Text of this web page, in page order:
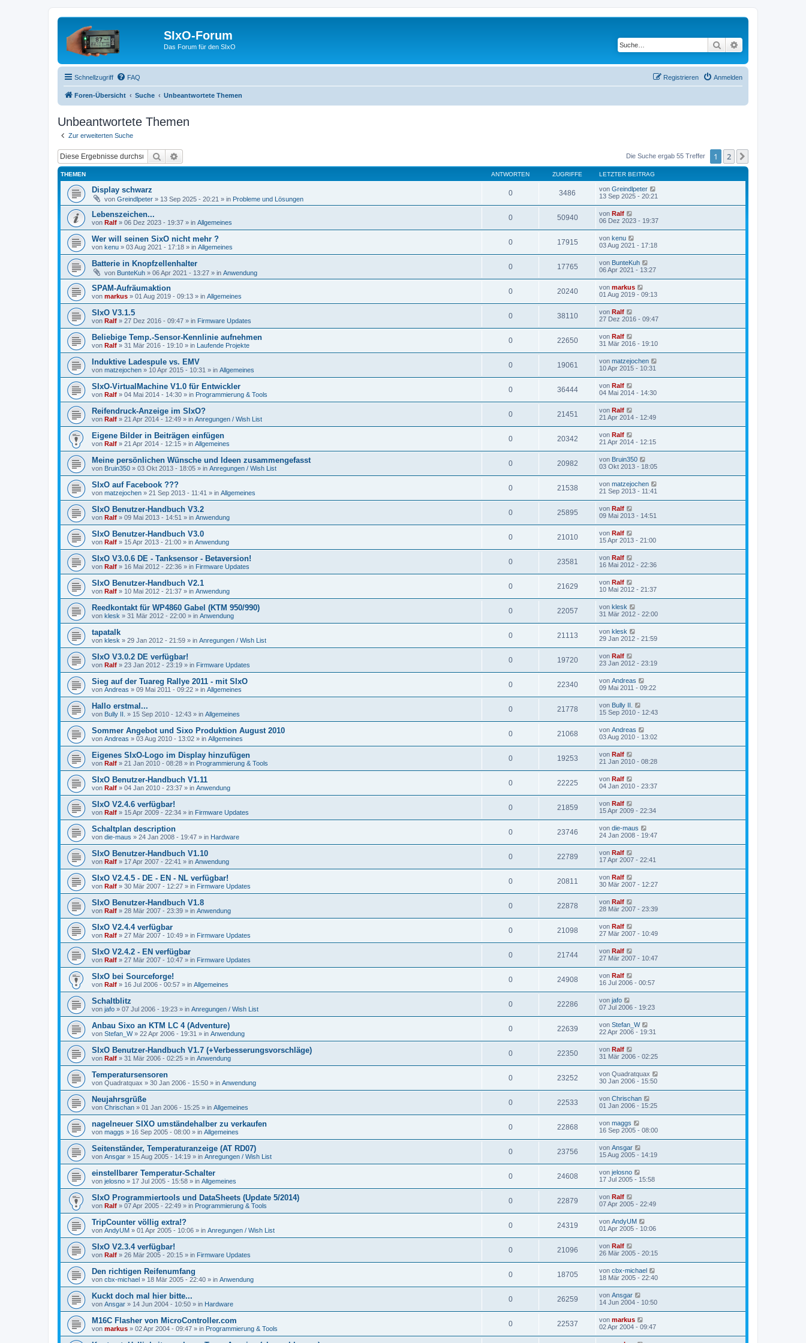
SIxO-Forum
Das Forum für den SIxO Suche
Schnellzugriff FAQ Anmelden
Registrieren
Foren-Übersicht Suche Unbeantwortete Themen
Unbeantwortete Themen
Zur erweiterten Suche
Suche Die Suche ergab 55 Treffer 1 2
THEMEN ANTWORTEN ZUGRIFFE LETZTER BEITRAG
Display schwarz
von Greindlpeter » 13 Sep 2025 - 20:21 » in Probleme und Lösungen
0 3486 von Greindlpeter
13 Sep 2025 - 20:21
Lebenszeichen...
von Ralf » 06 Dez 2023 - 19:37 » in Allgemeines
0 50940 von Ralf
06 Dez 2023 - 19:37
Wer will seinen SixO nicht mehr ?
von kenu » 03 Aug 2021 - 17:18 » in Allgemeines
0 17915 von kenu
03 Aug 2021 - 17:18
Batterie in Knopfzellenhalter
von BunteKuh » 06 Apr 2021 - 13:27 » in Anwendung
0 17765 von BunteKuh
06 Apr 2021 - 13:27
SPAM-Aufräumaktion
von markus » 01 Aug 2019 - 09:13 » in Allgemeines
0 20240 von markus
01 Aug 2019 - 09:13
SIxO V3.1.5
von Ralf » 27 Dez 2016 - 09:47 » in Firmware Updates
0 38110 von Ralf
27 Dez 2016 - 09:47
Beliebige Temp.-Sensor-Kennlinie aufnehmen
von Ralf » 31 Mär 2016 - 19:10 » in Laufende Projekte
0 22650 von Ralf
31 Mär 2016 - 19:10
Induktive Ladespule vs. EMV
von matzejochen » 10 Apr 2015 - 10:31 » in Allgemeines
0 19061 von matzejochen
10 Apr 2015 - 10:31
SIxO-VirtualMachine V1.0 für Entwickler
von Ralf » 04 Mai 2014 - 14:30 » in Programmierung & Tools
0 36444 von Ralf
04 Mai 2014 - 14:30
Reifendruck-Anzeige im SIxO?
von Ralf » 21 Apr 2014 - 12:49 » in Anregungen / Wish List
0 21451 von Ralf
21 Apr 2014 - 12:49
Eigene Bilder in Beiträgen einfügen
von Ralf » 21 Apr 2014 - 12:15 » in Allgemeines
0 20342 von Ralf
21 Apr 2014 - 12:15
Meine persönlichen Wünsche und Ideen zusammengefasst
von Bruin350 » 03 Okt 2013 - 18:05 » in Anregungen / Wish List
0 20982 von Bruin350
03 Okt 2013 - 18:05
SIxO auf Facebook ???
von matzejochen » 21 Sep 2013 - 11:41 » in Allgemeines
0 21538 von matzejochen
21 Sep 2013 - 11:41
SIxO Benutzer-Handbuch V3.2
von Ralf » 09 Mai 2013 - 14:51 » in Anwendung
0 25895 von Ralf
09 Mai 2013 - 14:51
SIxO Benutzer-Handbuch V3.0
von Ralf » 15 Apr 2013 - 21:00 » in Anwendung
0 21010 von Ralf
15 Apr 2013 - 21:00
SIxO V3.0.6 DE - Tanksensor - Betaversion!
von Ralf » 16 Mai 2012 - 22:36 » in Firmware Updates
0 23581 von Ralf
16 Mai 2012 - 22:36
SIxO Benutzer-Handbuch V2.1
von Ralf » 10 Mai 2012 - 21:37 » in Anwendung
0 21629 von Ralf
10 Mai 2012 - 21:37
Reedkontakt für WP4860 Gabel (KTM 950/990)
von klesk » 31 Mär 2012 - 22:00 » in Anwendung
0 22057 von klesk
31 Mär 2012 - 22:00
tapatalk
von klesk » 29 Jan 2012 - 21:59 » in Anregungen / Wish List
0 21113 von klesk
29 Jan 2012 - 21:59
SIxO V3.0.2 DE verfügbar!
von Ralf » 23 Jan 2012 - 23:19 » in Firmware Updates
0 19720 von Ralf
23 Jan 2012 - 23:19
Sieg auf der Tuareg Rallye 2011 - mit SIxO
von Andreas » 09 Mai 2011 - 09:22 » in Allgemeines
0 22340 von Andreas
09 Mai 2011 - 09:22
Hallo erstmal...
von Bully II. » 15 Sep 2010 - 12:43 » in Allgemeines
0 21778 von Bully II.
15 Sep 2010 - 12:43
Sommer Angebot und Sixo Produktion August 2010
von Andreas » 03 Aug 2010 - 13:02 » in Allgemeines
0 21068 von Andreas
03 Aug 2010 - 13:02
Eigenes SIxO-Logo im Display hinzufügen
von Ralf » 21 Jan 2010 - 08:28 » in Programmierung & Tools
0 19253 von Ralf
21 Jan 2010 - 08:28
SIxO Benutzer-Handbuch V1.11
von Ralf » 04 Jan 2010 - 23:37 » in Anwendung
0 22225 von Ralf
04 Jan 2010 - 23:37
SIxO V2.4.6 verfügbar!
von Ralf » 15 Apr 2009 - 22:34 » in Firmware Updates
0 21859 von Ralf
15 Apr 2009 - 22:34
Schaltplan description
von die-maus » 24 Jan 2008 - 19:47 » in Hardware
0 23746 von die-maus
24 Jan 2008 - 19:47
SIxO Benutzer-Handbuch V1.10
von Ralf » 17 Apr 2007 - 22:41 » in Anwendung
0 22789 von Ralf
17 Apr 2007 - 22:41
SIxO V2.4.5 - DE - EN - NL verfügbar!
von Ralf » 30 Mär 2007 - 12:27 » in Firmware Updates
0 20811 von Ralf
30 Mär 2007 - 12:27
SIxO Benutzer-Handbuch V1.8
von Ralf » 28 Mär 2007 - 23:39 » in Anwendung
0 22878 von Ralf
28 Mär 2007 - 23:39
SIxO V2.4.4 verfügbar
von Ralf » 27 Mär 2007 - 10:49 » in Firmware Updates
0 21098 von Ralf
27 Mär 2007 - 10:49
SIxO V2.4.2 - EN verfügbar
von Ralf » 27 Mär 2007 - 10:47 » in Firmware Updates
0 21744 von Ralf
27 Mär 2007 - 10:47
SIxO bei Sourceforge!
von Ralf » 16 Jul 2006 - 00:57 » in Allgemeines
0 24908 von Ralf
16 Jul 2006 - 00:57
Schaltblitz
von jafo » 07 Jul 2006 - 19:23 » in Anregungen / Wish List
0 22286 von jafo
07 Jul 2006 - 19:23
Anbau Sixo an KTM LC 4 (Adventure)
von Stefan_W» 22 Apr 2006 - 19:31 » in Anwendung
0 22639 von Stefan_W
22 Apr 2006 - 19:31
SIxO Benutzer-Handbuch V1.7 (+Verbesserungsvorschläge)
von Ralf » 31 Mär 2006 - 02:25 » in Anwendung
0 22350 von Ralf
31 Mär 2006 - 02:25
Temperatursensoren
von Quadratquax » 30 Jan 2006 - 15:50 » in Anwendung
0 23252 von Quadratquax
30 Jan 2006 - 15:50
Neujahrsgrüße
von Chrischan » 01 Jan 2006 - 15:25 » in Allgemeines
0 22533 von Chrischan
01 Jan 2006 - 15:25
nagelneuer SIXO umständehalber zu verkaufen
von maggs » 16 Sep 2005 - 08:00 » in Allgemeines
0 22868 von maggs
16 Sep 2005 - 08:00
Seitenständer, Temperaturanzeige (AT RD07)
von Ansgar » 15 Aug 2005 - 14:19 » in Anregungen / Wish List
0 23756 von Ansgar
15 Aug 2005 - 14:19
einstellbarer Temperatur-Schalter
von jelosno » 17 Jul 2005 - 15:58 » in Allgemeines
0 24608 von jelosno
17 Jul 2005 - 15:58
SIxO Programmiertools und DataSheets (Update 5/2014)
von Ralf » 07 Apr 2005 - 22:49 » in Programmierung & Tools
0 22879 von Ralf
07 Apr 2005 - 22:49
TripCounter völlig extra!?
von AndyUM » 01 Apr 2005 - 10:06 » in Anregungen / Wish List
0 24319 von AndyUM
01 Apr 2005 - 10:06
SIxO V2.3.4 verfügbar!
von Ralf » 26 Mär 2005 - 20:15 » in Firmware Updates
0 21096 von Ralf
26 Mär 2005 - 20:15
Den richtigen Reifenumfang
von cbx-michael » 18 Mär 2005 - 22:40 » in Anwendung
0 18705 von cbx-michael
18 Mär 2005 - 22:40
Kuckt doch mal hier bitte...
von Ansgar » 14 Jun 2004 - 10:50 » in Hardware
0 26259 von Ansgar
14 Jun 2004 - 10:50
M16C Flasher von MicroController.com
von markus » 02 Apr 2004 - 09:47 » in Programmierung & Tools
0 22537 von markus
02 Apr 2004 - 09:47